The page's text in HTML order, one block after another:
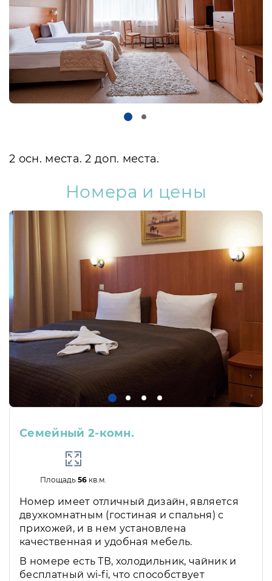
2 осн. места. 2 доп. места.
Номера и цены
Семейный 2-комн.
Площадь56 кв.м.
Номер имеет отличный дизайн, является
двухкомнатным (гостиная и спальня) с
прихожей, и в нем установлена
качественная и удобная мебель.
В номере есть ТВ, холодильник, чайник и
бесплатный wi-fi, что способствует